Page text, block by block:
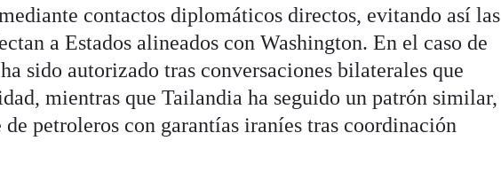
contactos diplomáticos directos, evitando así las
a Estados alineados con Washington. En el caso de
sido autorizado tras conversaciones bilaterales que
mientras que Tailandia ha seguido un patrón similar,
de petroleros con garantías iraníes tras coordinación